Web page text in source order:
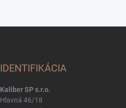
IDENTIFIKÁCIA
Kaliber SP s.r.o.
Hlavná 46/18